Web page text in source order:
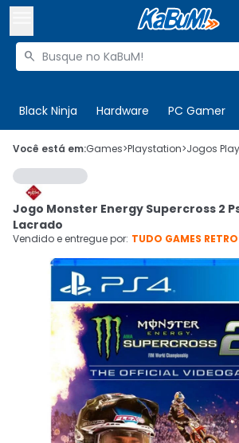
Buscar produtos

Black Ninja Hardware PC Gamer
 Olá. Acesse sua conta
 Departamentos
Cupons
Ativar tradutor em libras
CADASTRE-SE
Você está em:Games>Playstation>Jogos
Jogo Monster Energy Supercross 2
Lacrado
Vendido e entregue por: TUDO GAMES RETRO